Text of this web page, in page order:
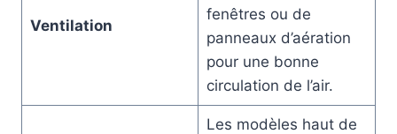
Ventilation
fenêtres ou de
panneaux d’aération
pour une bonne
circulation de l’air.
Les modèles haut de